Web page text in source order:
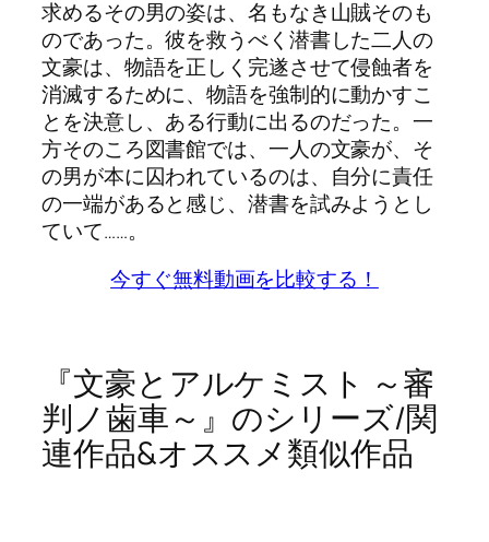
求めるその男の姿は、名もなき山賊そのも
のであった。彼を救うべく潜書した二人の
文豪は、物語を正しく完遂させて侵蝕者を
消滅するために、物語を強制的に動かすこ
とを決意し、ある行動に出るのだった。一
方そのころ図書館では、一人の文豪が、そ
の男が本に囚われているのは、自分に責任
の一端があると感じ、潜書を試みようとし
ていて……。
今すぐ無料動画を比較する！
『文豪とアルケミスト ～審
判ノ歯車～』のシリーズ/関
連作品&オススメ類似作品